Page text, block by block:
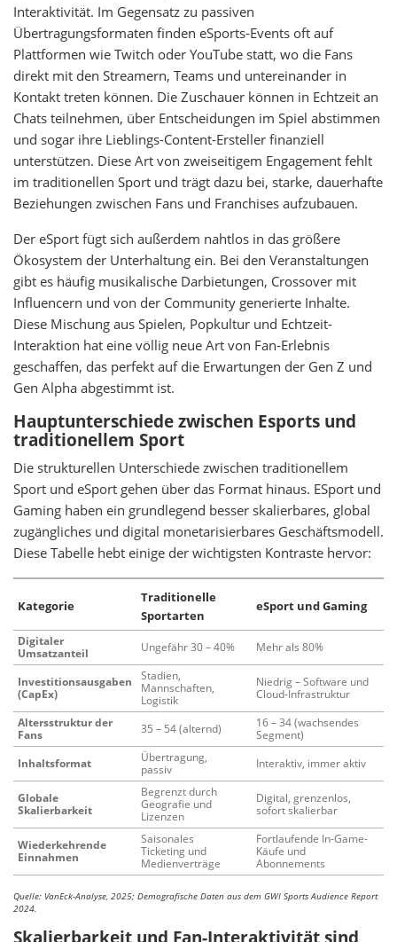
Interaktivität. Im Gegensatz zu passiven
Übertragungsformaten finden eSports-Events oft auf
Plattformen wie Twitch oder YouTube statt, wo die Fans
direkt mit den Streamern, Teams und untereinander in
Kontakt treten können. Die Zuschauer können in Echtzeit an
Chats teilnehmen, über Entscheidungen im Spiel abstimmen
und sogar ihre Lieblings-Content-Ersteller finanziell
unterstützen. Diese Art von zweiseitigem Engagement fehlt
im traditionellen Sport und trägt dazu bei, starke, dauerhafte
Beziehungen zwischen Fans und Franchises aufzubauen.
Der eSport fügt sich außerdem nahtlos in das größere
Ökosystem der Unterhaltung ein. Bei den Veranstaltungen
gibt es häufig musikalische Darbietungen, Crossover mit
Influencern und von der Community generierte Inhalte.
Diese Mischung aus Spielen, Popkultur und Echtzeit-
Interaktion hat eine völlig neue Art von Fan-Erlebnis
geschaffen, das perfekt auf die Erwartungen der Gen Z und
Gen Alpha abgestimmt ist.
Hauptunterschiede zwischen Esports und
traditionellem Sport
Die strukturellen Unterschiede zwischen traditionellem
Sport und eSport gehen über das Format hinaus. ESport und
Gaming haben ein grundlegend besser skalierbares, global
zugängliches und digital monetarisierbares Geschäftsmodell.
Diese Tabelle hebt einige der wichtigsten Kontraste hervor:
Kategorie
Traditionelle
Sportarten
eSport und Gaming
Digitaler
Umsatzanteil
Ungefähr 30 – 40% Mehr als 80%
Investitionsausgaben
(CapEx)
Stadien,
Mannschaften,
Logistik
Niedrig – Software und
Cloud-Infrastruktur
Altersstruktur der
Fans
35 – 54 (alternd)
16 – 34 (wachsendes
Segment)
Inhaltsformat
Übertragung,
passiv
Interaktiv, immer aktiv
Globale
Skalierbarkeit
Begrenzt durch
Geografie und
Lizenzen
Digital, grenzenlos,
sofort skalierbar
Wiederkehrende
Einnahmen
Saisonales
Ticketing und
Medienverträge
Fortlaufende In-Game-
Käufe und
Abonnements
Quelle: VanEck-Analyse, 2025; Demografische Daten aus dem GWI Sports Audience Report
2024.